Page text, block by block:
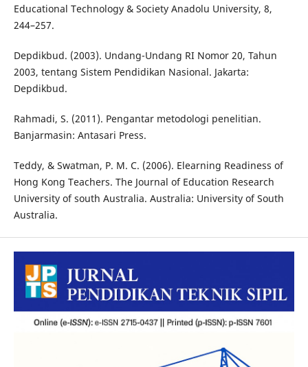
Educational Technology & Society Anadolu University, 8,
244–257.
Depdikbud. (2003). Undang-Undang RI Nomor 20, Tahun
2003, tentang Sistem Pendidikan Nasional. Jakarta:
Depdikbud.
Rahmadi, S. (2011). Pengantar metodologi penelitian.
Banjarmasin: Antasari Press.
Teddy, & Swatman, P. M. C. (2006). Elearning Readiness of
Hong Kong Teachers. The Journal of Education Research
University of south Australia. Australia: University of South
Australia.